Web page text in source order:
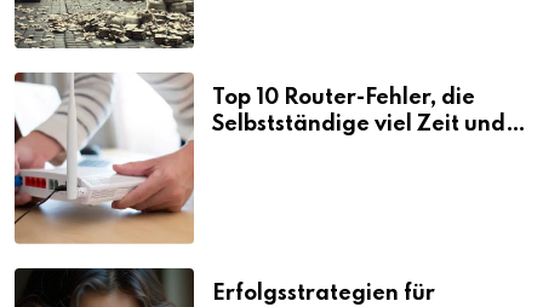
Top 10 Router-Fehler, die
Selbstständige viel Zeit und
Erfolgsstrategien für